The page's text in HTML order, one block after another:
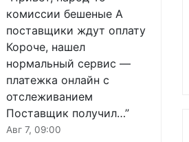
комиссии бешеные А
поставщики ждут оплату
Короче, нашел
нормальный сервис —
платежка онлайн с
отслеживанием
Поставщик получил…”
Авг 7, 09:00